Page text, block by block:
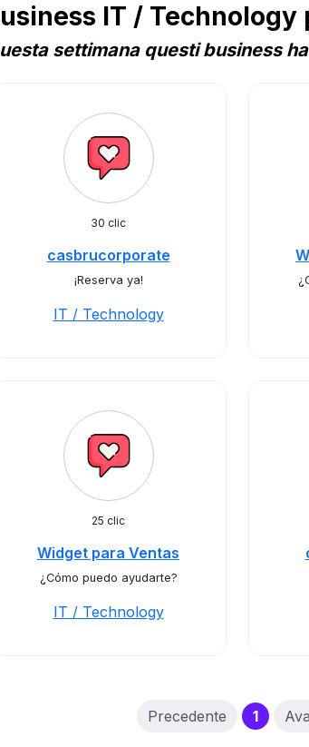
IT /
settimana questi business
30 clic
casbrucorporate
¡Reserva ya!
IT / Technology
25 clic
Widget para Ventas
¿Cómo puedo ayudarte?
IT / Technology
Precedente 1